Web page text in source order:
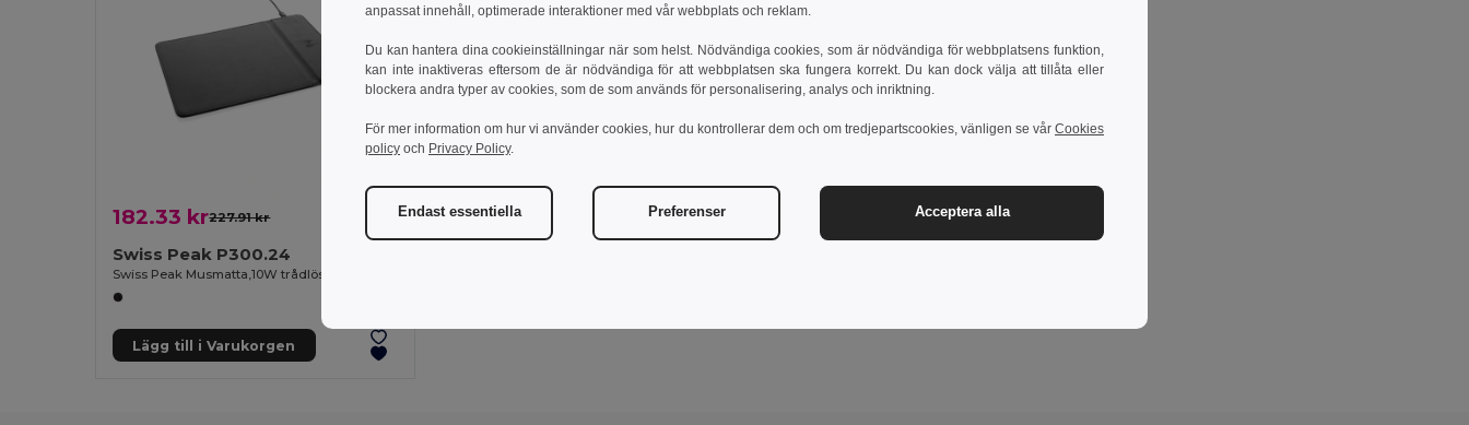
182.33 kr227.91 kr
Swiss Peak P300.24
Lägg till i Varukorgen
anpassat innehåll, optimerade interaktioner med vår webbplats och reklam.
Du kan hantera dina cookieinställningar när som helst. Nödvändiga cookies, som är nödvändiga för webbplatsens funktion,
kan inte inaktiveras eftersom de är nödvändiga för att webbplatsen ska fungera korrekt. Du kan dock välja att tillåta eller
blockera andra typer av cookies, som de som används för personalisering, analys och inriktning.
För mer information om hur vi använder cookies, hur du kontrollerar dem och om tredjepartscookies, vänligen se vår Cookies
policy och Privacy Policy.
Endast essentiella Preferenser Acceptera alla